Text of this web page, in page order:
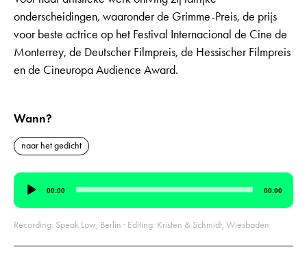
onderscheidingen, waaronder de Grimme-Preis, de prijs
voor beste actrice op het Festival Internacional de Cine de
Monterrey, de Deutscher Filmpreis, de Hessischer Filmpreis
en de Cineuropa Audience Award.
Wann?
naar het gedicht
Audiospeler
00:00 00:00
Recording: Speak Low, Berlin · Editing: Kristen & Schmidt, Wiesbaden